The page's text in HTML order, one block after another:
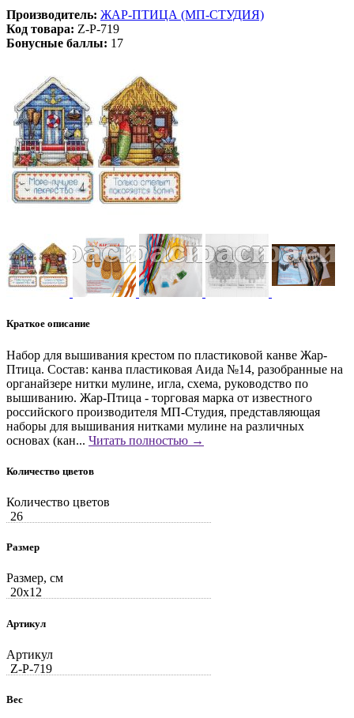
Производитель: ЖАР-ПТИЦА (МП-СТУДИЯ)
Код товара: Z-Р-719
Бонусные баллы: 17
Краткое описание
Набор для вышивания крестом по пластиковой канве Жар-
Птица. Состав: канва пластиковая Аида №14, разобранные на
органайзере нитки мулине, игла, схема, руководство по
вышиванию. Жар-Птица - торговая марка от известного
российского производителя МП-Студия, представляющая
наборы для вышивания нитками мулине на различных
основах (кан... Читать полностью →
Количество цветов
Количество цветов
26
Размер
Размер, см
20x12
Артикул
Артикул
Z-Р-719
Вес